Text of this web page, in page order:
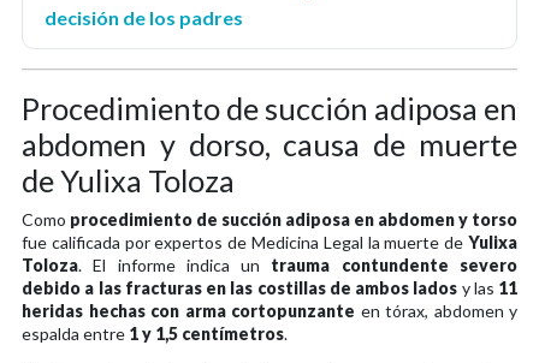
decisión de los padres
Procedimiento de succión adiposa en
abdomen y dorso, causa de muerte
de Yulixa Toloza
Como procedimiento de succión adiposa en abdomen y torso
fue calificada por expertos de Medicina Legal la muerte de Yulixa
Toloza. El informe indica un trauma contundente severo
debido a las fracturas en las costillas de ambos lados y las 11
heridas hechas con arma cortopunzante en tórax, abdomen y
espalda entre 1 y 1,5 centímetros.